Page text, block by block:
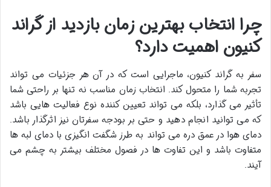
چرا انتخاب بهترین زمان بازدید از گراند
کنیون اهمیت دارد؟
سفر به گراند کنیون، ماجرایی است که در آن هر جزئیات می تواند
تجربه شما را متحول کند. انتخاب زمان مناسب نه تنها بر راحتی شما
تأثیر می گذارد، بلکه می تواند تعیین کننده نوع فعالیت هایی باشد
که می توانید انجام دهید و حتی بر بودجه سفرتان نیز اثرگذار باشد.
دمای هوا در عمق دره می تواند به طرز شگفت انگیزی با دمای لبه ها
متفاوت باشد و این تفاوت ها در فصول مختلف بیشتر به چشم می
آیند.